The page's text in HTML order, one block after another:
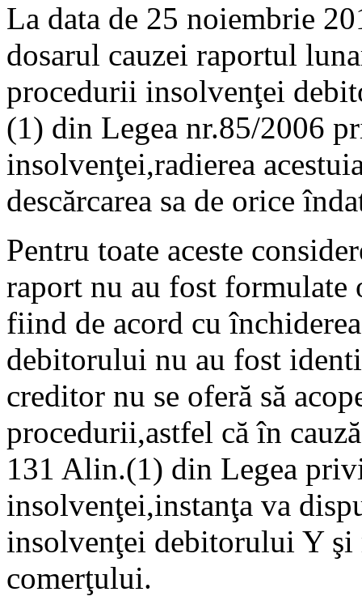
La data de 25 noiembrie
dosarul cauzei raportul
procedurii insolvenţei
(1) din Legea nr.85/2006
insolvenţei,radierea
descărcarea sa de orice
Pentru toate aceste
raport nu au fost
fiind de acord cu
debitorului nu au fost
creditor nu se oferă să
procedurii,astfel că în
131 Alin.(1) din Legea
insolvenţei,instanţa va
insolvenţei debitorului Y şi
comerţului.